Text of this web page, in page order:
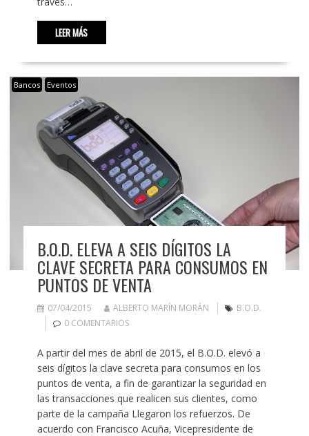
LEER MÁS
Bancos Eventos
B.O.D. ELEVA A SEIS DÍGITOS LA
CLAVE SECRETA PARA CONSUMOS EN
PUNTOS DE VENTA
07/04/2015 ALBERTO MARÍN MORÁN
B.O.D.
0 COMENTARIOS
A partir del mes de abril de 2015, el B.O.D. elevó a
seis dígitos la clave secreta para consumos en los
puntos de venta, a fin de garantizar la seguridad en
las transacciones que realicen sus clientes, como
parte de la campaña Llegaron los refuerzos. De
acuerdo con Francisco Acuña, Vicepresidente de